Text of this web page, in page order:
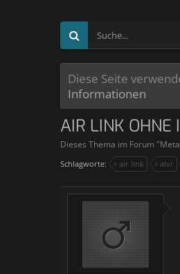
Diese Seite
Informationen
AIR LINK OHNE
Dieses Thema im Forum "
Schlagworte: air link alvr